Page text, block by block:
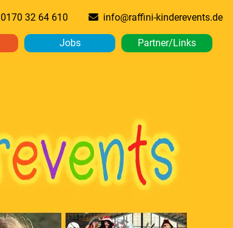
0170 32 64 610 info@raffini-kinderevents.de
Jobs Partner/Links